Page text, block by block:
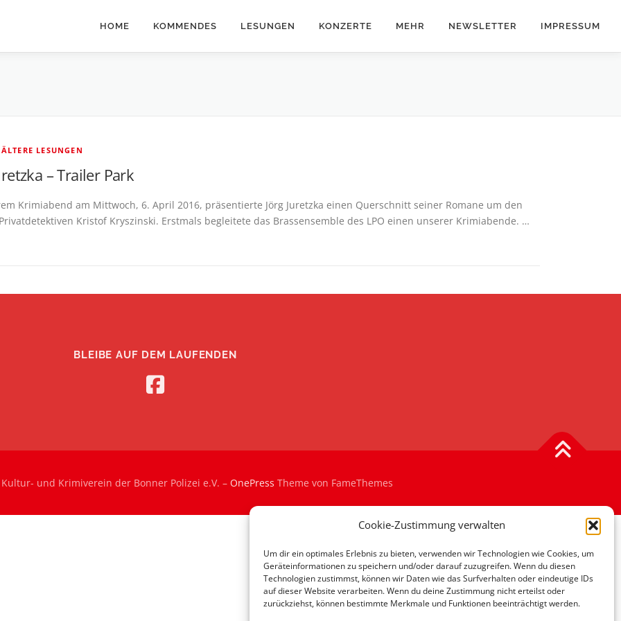
Cookie-Zustimmung verwalten
Um dir ein optimales Erlebnis zu bieten, verwenden wir Technologien wie Cookies, um
Geräteinformationen zu speichern und/oder darauf zuzugreifen. Wenn du diesen
Technologien zustimmst, können wir Daten wie das Surfverhalten oder eindeutige IDs
auf dieser Website verarbeiten. Wenn du deine Zustimmung nicht erteilst oder
zurückziehst, können bestimmte Merkmale und Funktionen beeinträchtigt werden.
HOME KOMMENDES LESUNGEN KONZERTE MEHR NEWSLETTER IMPRESSUM
LESUNGEN
– Trailer Park
Krimiabend am Mittwoch, 6. April 2016, präsentierte Jörg Juretzka einen Querschnitt seiner Romane um den
Kristof Kryszinski. Erstmals begleitete das Brassensemble des LPO einen unserer Krimiabende. …
BLEIBE AUF DEM LAUFENDEN
und Krimiverein der Bonner Polizei e.V. – OnePress Theme von FameThemes